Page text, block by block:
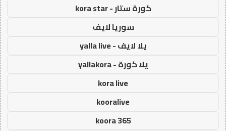
كورة ستار - kora star
سوريا لايف
يلا لايف - yalla live
يلا كورة - yallakora
kora live
kooralive
koora 365